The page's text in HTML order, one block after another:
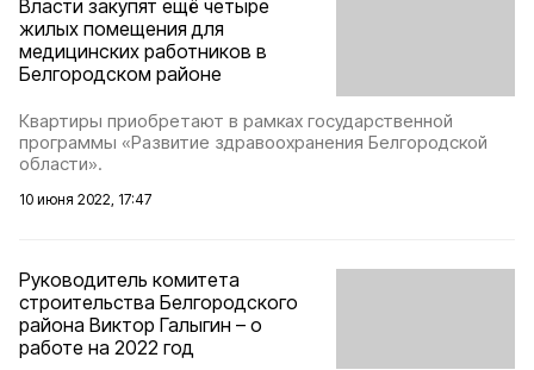
Власти закупят ещё четыре
жилых помещения для
медицинских работников в
Белгородском районе
Квартиры приобретают в рамках государственной
программы «Развитие здравоохранения Белгородской
области».
10 июня 2022, 17:47
Руководитель комитета
строительства Белгородского
района Виктор Галыгин – о
работе на 2022 год